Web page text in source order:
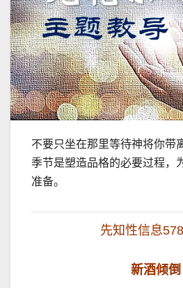
不要只坐在那里等待神将你带
季节是塑造品格的必要过程，
准备。
先知性信息
新酒倾倒